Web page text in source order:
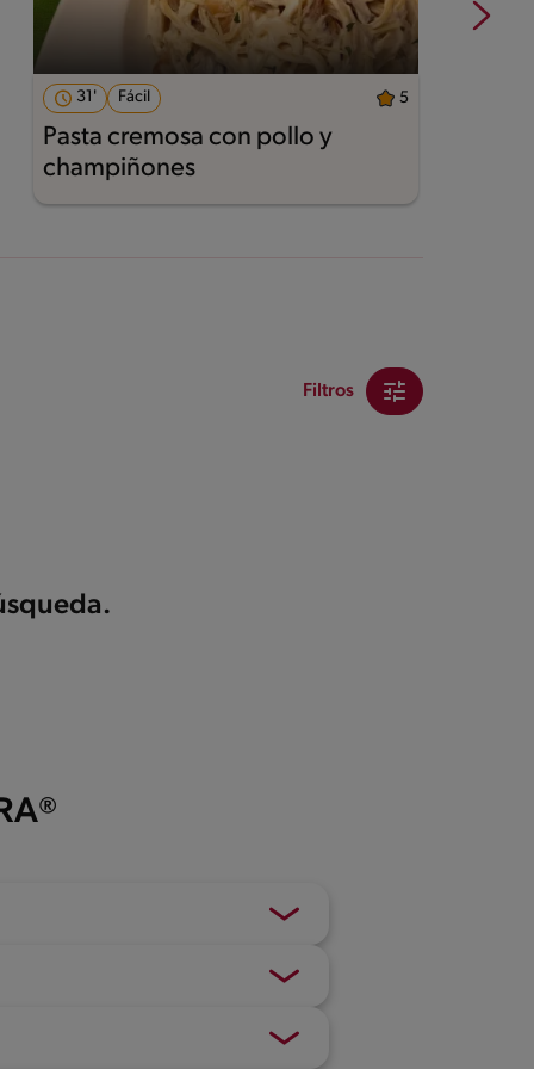
31' Fácil 5
Pasta cremosa con pollo y
champiñones
Filtros